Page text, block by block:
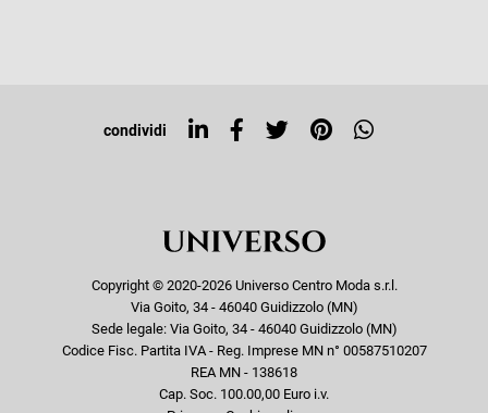
Top ricerche
condividi
Copyright © 2020-2026 Universo Centro Moda s.r.l.
Via Goito, 34 - 46040 Guidizzolo (MN)
Sede legale: Via Goito, 34 - 46040 Guidizzolo (MN)
Codice Fisc. Partita IVA - Reg. Imprese MN n° 00587510207
REA MN - 138618
Cap. Soc. 100.00,00 Euro i.v.